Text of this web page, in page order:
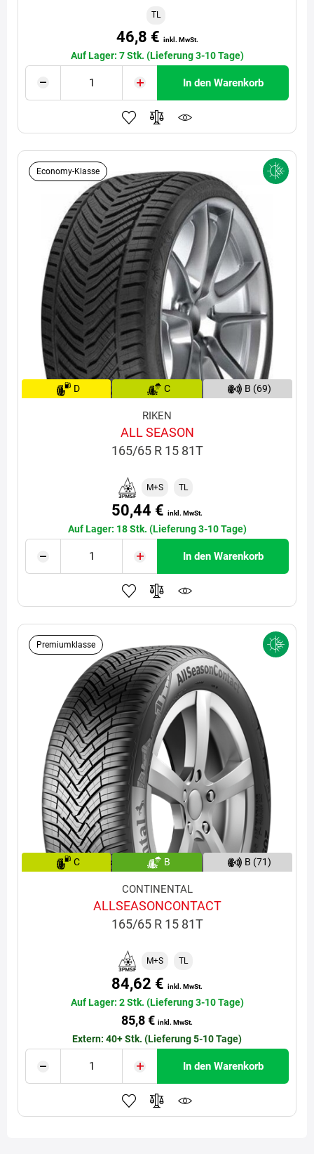
TL
46,8 € inkl. MwSt.
Auf Lager: 7 Stk. (Lieferung 3-10 Tage)
In den Warenkorb
Economy-Klasse
D C B (69)
RIKEN
ALL SEASON
165/65 R 15 81T
M+S TL
50,44 € inkl. MwSt.
Auf Lager: 18 Stk. (Lieferung 3-10 Tage)
In den Warenkorb
Premiumklasse
C B B (71)
CONTINENTAL
ALLSEASONCONTACT
165/65 R 15 81T
M+S TL
84,62 € inkl. MwSt.
Auf Lager: 2 Stk. (Lieferung 3-10 Tage)
85,8 € inkl. MwSt.
Extern: 40+ Stk. (Lieferung 5-10 Tage)
In den Warenkorb